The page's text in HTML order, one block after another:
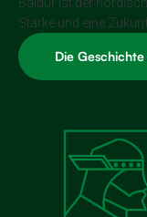
Baldur ist der
Stärke und eine
Die